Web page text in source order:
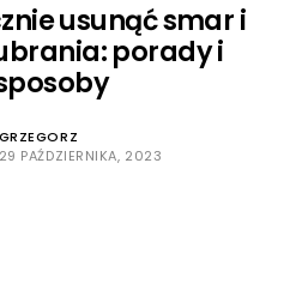
usunąć smar i
porady i
GRZEGORZ
29 PAŹDZIERNIKA, 2023